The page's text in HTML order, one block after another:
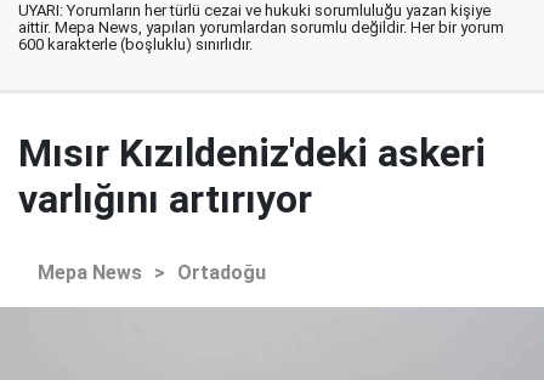
UYARI: Yorumların her türlü cezai ve hukuki sorumluluğu yazan kişiye
aittir. Mepa News, yapılan yorumlardan sorumlu değildir. Her bir yorum
600 karakterle (boşluklu) sınırlıdır.
Mısır Kızıldeniz'deki askeri
varlığını artırıyor
Mepa News > Ortadoğu